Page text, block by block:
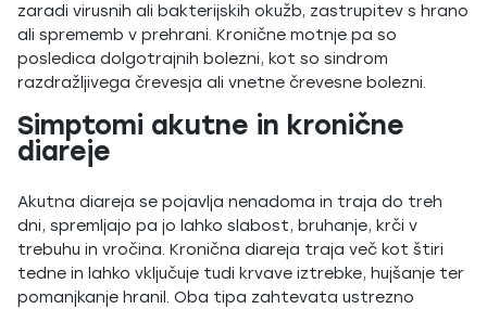
zaradi virusnih ali bakterijskih okužb, zastrupitev s hrano
ali sprememb v prehrani. Kronične motnje pa so
posledica dolgotrajnih bolezni, kot so sindrom
razdražljivega črevesja ali vnetne črevesne bolezni.
Simptomi akutne in kronične
diareje
Akutna diareja se pojavlja nenadoma in traja do treh
dni, spremljajo pa jo lahko slabost, bruhanje, krči v
trebuhu in vročina. Kronična diareja traja več kot štiri
tedne in lahko vključuje tudi krvave iztrebke, hujšanje ter
pomanjkanje hranil. Oba tipa zahtevata ustrezno